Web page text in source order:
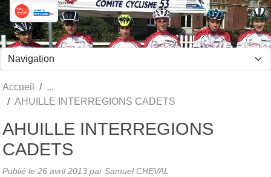
Accueil
AHUILLE INTERREGIONS CADETS
AHUILLE INTERREGIONS
CADETS
Publié le 26 avril 2013 par Samuel CHEVAL
Panneau de gestion des cookies